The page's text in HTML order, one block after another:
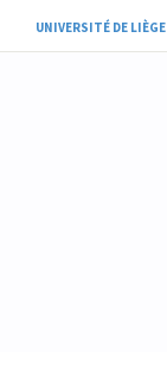
UNIVERSITÉ DE LIÈGE